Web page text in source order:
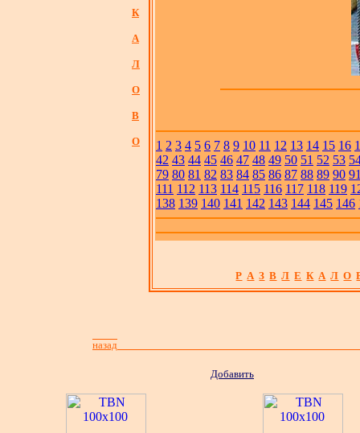
К
А
Л
О
В
О 1 2 3 4 5 6 7 8 9 10 11 12 13 14 15 16
42 43 44 45 46 47 48 49 50 51 52 53
79 80 81 82 83 84 85 86 87 88 89 90
111 112 113 114 115 116 117 118 119
138 139 140 141 142 143 144 145 146
Р А З В Л Е К А Л О
назад
Добавить